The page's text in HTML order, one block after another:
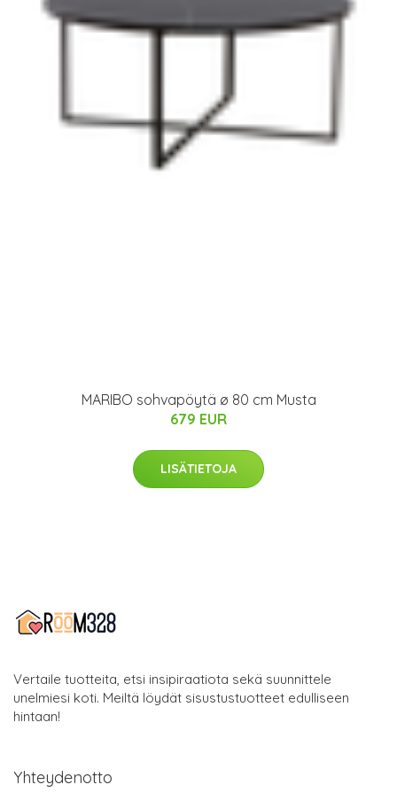
MARIBO sohvapöytä ø 80 cm Musta
679 EUR
LISÄTIETOJA
Vertaile tuotteita, etsi insipiraatiota sekä suunnittele
unelmiesi koti. Meiltä löydät sisustustuotteet edulliseen
hintaan!
Yhteydenotto